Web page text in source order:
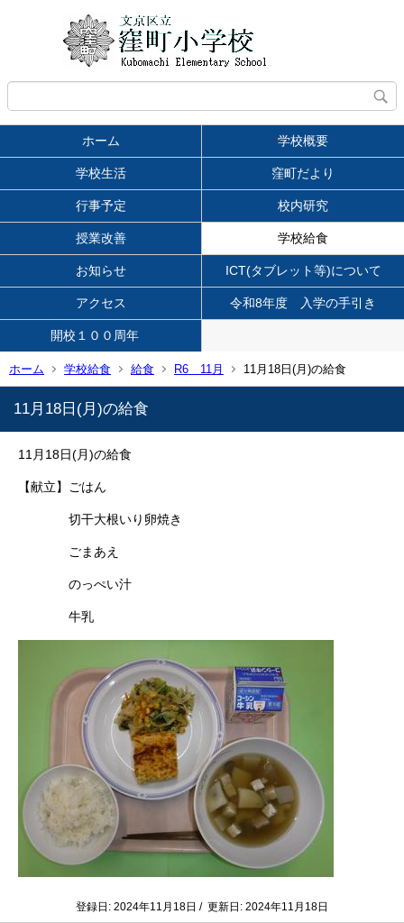
ホーム 学校概要
学校生活 窪町だより
行事予定 校内研究
授業改善 学校給食
お知らせ ICT(タブレット等)について
アクセス 令和8年度 入学の手引き
開校１００周年
ホーム 学校給食 給食 R6 11月 11月18日(月)の給食
11月18日(月)の給食
11月18日(月)の給食
【献立】ごはん
切干大根いり卵焼き
ごまあえ
のっぺい汁
牛乳
登録日: 2024年11月18日 / 更新日: 2024年11月18日